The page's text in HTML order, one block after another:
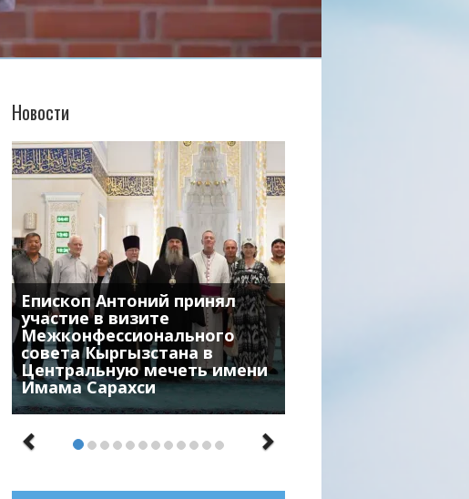
Новости
Епископ Антоний принял
участие в визите
Межконфессионального
совета Кыргызстана в
Центральную мечеть имени
Имама Сарахси